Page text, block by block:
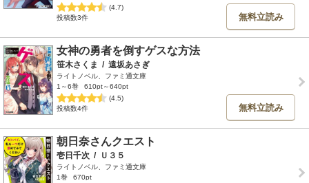
(4.7)
投稿数3件
無料立読み
女神の勇者を倒すゲスな方法
笹木さくま / 遠坂あさぎ
ライトノベル、ファミ通文庫
1～6巻
610pt～640pt
(4.5)
投稿数4件
無料立読み
朝日奈さんクエスト
壱日千次 / Ｕ３５
ライトノベル、ファミ通文庫
1巻
670pt